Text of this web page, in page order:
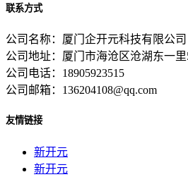
联系方式
公司名称：厦门企开元科技有限公司
公司地址：厦门市海沧区沧湖东一里
公司电话：18905923515
公司邮箱：136204108@qq.com
友情链接
新开元
新开元